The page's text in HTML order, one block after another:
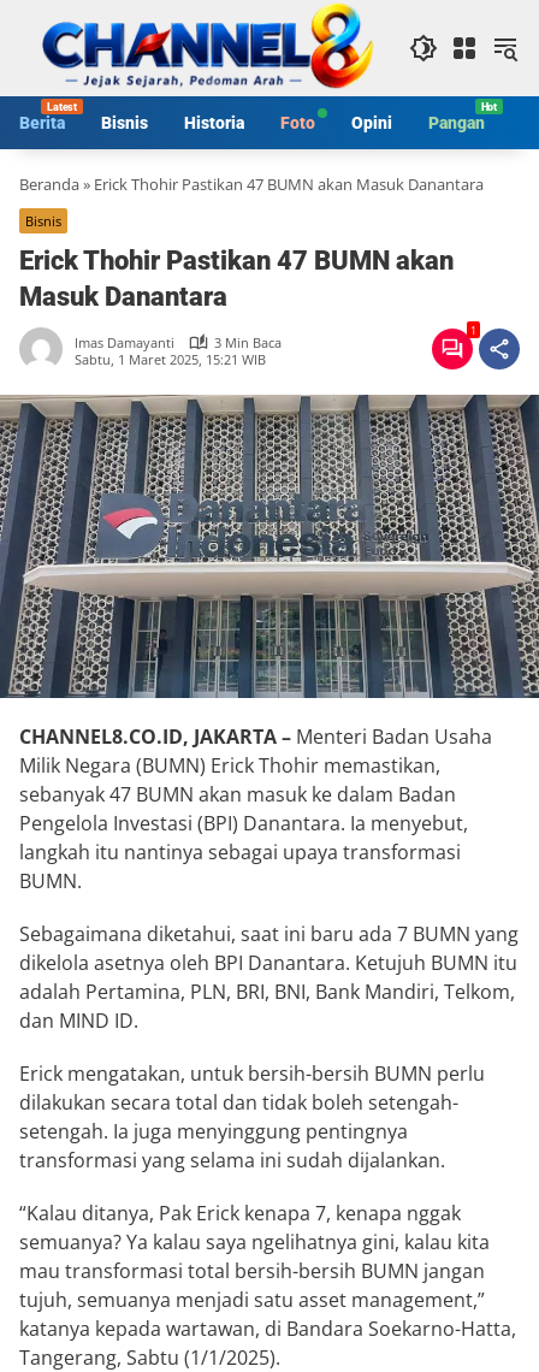
konten
Berita Bisnis Historia Foto Opini Pangan
Beranda» Erick Thohir Pastikan 47 BUMN akan Masuk Danantara
Bisnis
Erick Thohir Pastikan 47 BUMN akan
Masuk Danantara
Imas Damayanti
3 Min Baca
Sabtu, 1 Maret 2025, 15:21 WIB
1
CHANNEL8.CO.ID, JAKARTA – Menteri Badan Usaha
Milik Negara (BUMN) Erick Thohir memastikan,
sebanyak 47 BUMN akan masuk ke dalam Badan
Pengelola Investasi (BPI) Danantara. Ia menyebut,
langkah itu nantinya sebagai upaya transformasi
BUMN.
Sebagaimana diketahui, saat ini baru ada 7 BUMN yang
dikelola asetnya oleh BPI Danantara. Ketujuh BUMN itu
adalah Pertamina, PLN, BRI, BNI, Bank Mandiri, Telkom,
dan MIND ID.
Erick mengatakan, untuk bersih-bersih BUMN perlu
dilakukan secara total dan tidak boleh setengah-
setengah. Ia juga menyinggung pentingnya
transformasi yang selama ini sudah dijalankan.
“Kalau ditanya, Pak Erick kenapa 7, kenapa nggak
semuanya? Ya kalau saya ngelihatnya gini, kalau kita
mau transformasi total bersih-bersih BUMN jangan
tujuh, semuanya menjadi satu asset management,”
katanya kepada wartawan, di Bandara Soekarno-Hatta,
Tangerang, Sabtu (1/1/2025).